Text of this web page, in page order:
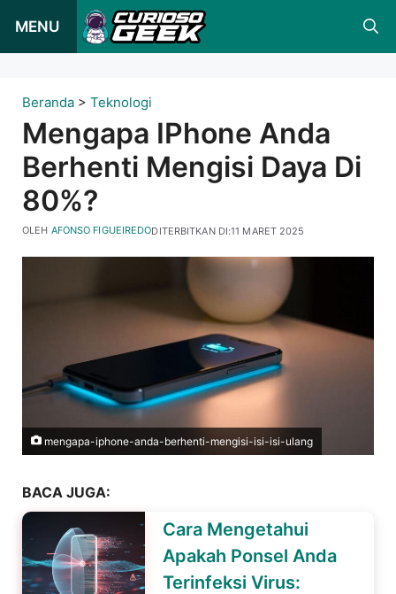
ke
MENU
Beranda > Teknologi
Mengapa IPhone Anda
Berhenti Mengisi Daya Di
80%?
DITERBITKAN DI:11 MARET 2025
OLEH AFONSO FIGUEIREDO
mengapa-iphone-anda-berhenti-mengisi-isi-isi-ulang
BACA JUGA:
Cara Mengetahui
Apakah Ponsel Anda
Terinfeksi Virus: